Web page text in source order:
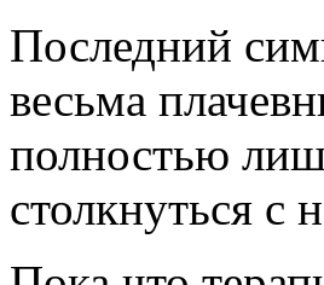
Последний
весьма
полностью
столкнуться с